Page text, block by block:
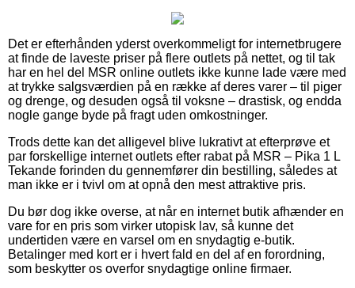
Det er efterhånden yderst overkommeligt for internetbrugere
at finde de laveste priser på flere outlets på nettet, og til tak
har en hel del MSR online outlets ikke kunne lade være med
at trykke salgsværdien på en række af deres varer – til piger
og drenge, og desuden også til voksne – drastisk, og endda
nogle gange byde på fragt uden omkostninger.
Trods dette kan det alligevel blive lukrativt at efterprøve et
par forskellige internet outlets efter rabat på MSR – Pika 1 L
Tekande forinden du gennemfører din bestilling, således at
man ikke er i tvivl om at opnå den mest attraktive pris.
Du bør dog ikke overse, at når en internet butik afhænder en
vare for en pris som virker utopisk lav, så kunne det
undertiden være en varsel om en snydagtig e-butik.
Betalinger med kort er i hvert fald en del af en forordning,
som beskytter os overfor snydagtige online firmaer.